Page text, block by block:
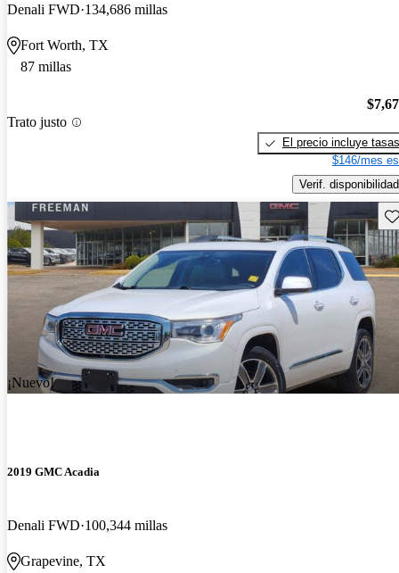
Denali FWD 134,686 millas
Fort Worth, TX
87 millas
Trato justo
El precio incluye tasas
$146/mes
Verif. disponibilidad
¡Nuevo!
2019 GMC Acadia
Denali FWD 100,344 millas
Grapevine, TX